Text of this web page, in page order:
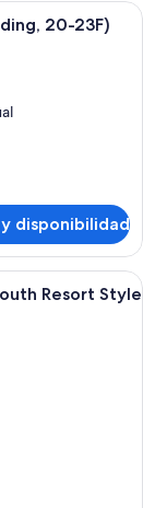
con dos camas,
20-23F)
disponibilidad
con cama,
Resort Style